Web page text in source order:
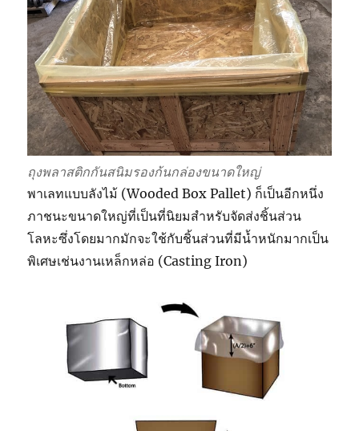
ถุงพลาสติกกันสนิมรองก้นกล่องขนาดใหญ่
พาเลทแบบลังไม้ (Wooded Box Pallet) ก็เป็นอีกหนึ่ง
ภาชนะขนาดใหญ่ที่เป็นที่นิยมสำหรับจัดส่งชิ้นส่วน
โลหะซึ่งโดยมากมักจะใช้กับชิ้นส่วนที่มีน้ำหนักมากเป็น
พิเศษเช่นงานเหล็กหล่อ (Casting Iron)